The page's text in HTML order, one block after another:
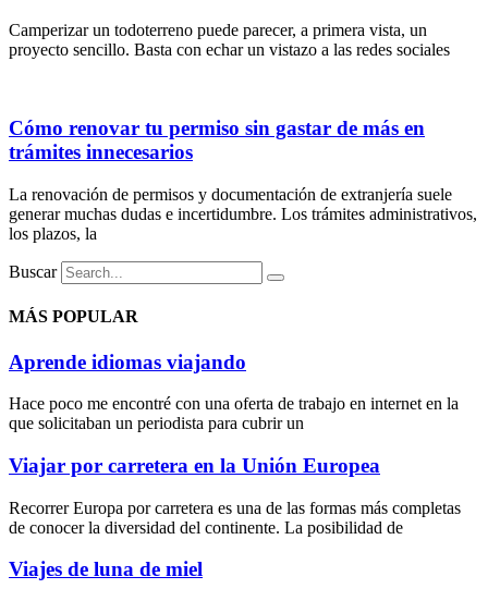
Camperizar un todoterreno puede parecer, a primera vista, un
proyecto sencillo. Basta con echar un vistazo a las redes sociales
Cómo renovar tu permiso sin gastar de más en
trámites innecesarios
La renovación de permisos y documentación de extranjería suele
generar muchas dudas e incertidumbre. Los trámites administrativos,
los plazos, la
Buscar
MÁS POPULAR
Aprende idiomas viajando
Hace poco me encontré con una oferta de trabajo en internet en la
que solicitaban un periodista para cubrir un
Viajar por carretera en la Unión Europea
Recorrer Europa por carretera es una de las formas más completas
de conocer la diversidad del continente. La posibilidad de
Viajes de luna de miel